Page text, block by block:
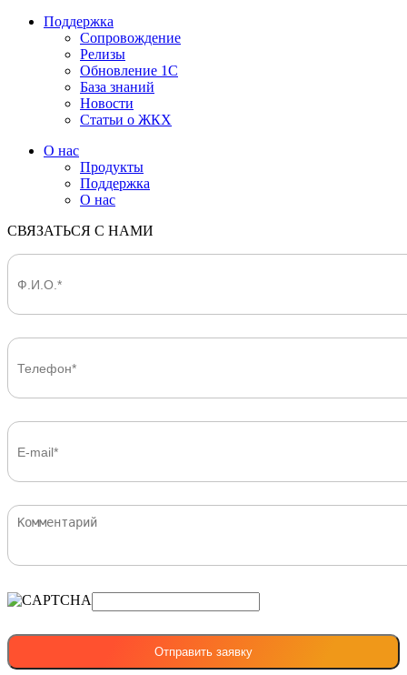
Поддержка
Сопровождение
Релизы
Обновление 1С
База знаний
Новости
Статьи о ЖКХ
О нас
Продукты
Поддержка
О нас
СВЯЗАТЬСЯ С НАМИ